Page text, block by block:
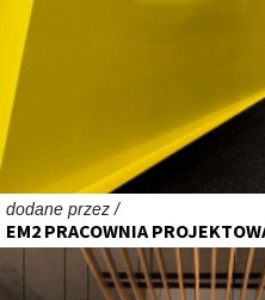
dodane przez /
EM2 PRACOWNIA